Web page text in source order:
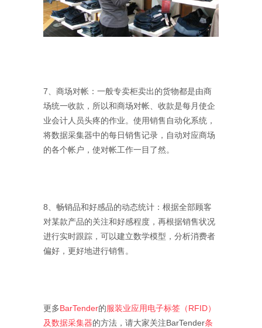
7、商场对帐：一般专卖柜卖出的货物都是由商
场统一收款，所以和商场对帐、收款是每月使企
业会计人员头疼的作业。使用销售自动化系统，
将数据采集器中的每日销售记录，自动对应商场
的各个帐户，使对帐工作一目了然。
8、畅销品和好感品的动态统计：根据全部顾客
对某款产品的关注和好感程度，再根据销售状况
进行实时跟踪，可以建立数学模型，分析消费者
偏好，更好地进行销售。
更多BarTender的服装业应用电子标签（RFID）
及数据采集器的方法，请大家关注BarTender条